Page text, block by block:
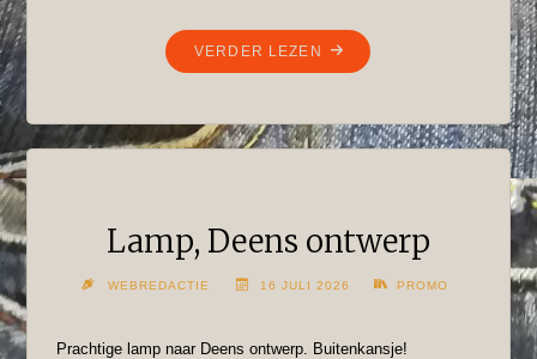
VERDER LEZEN
"ALLE
LAMPEN
KORTING!"
Lamp, Deens ontwerp
WEBREDACTIE 16 JULI 2026 PROMO
Prachtige lamp naar Deens ontwerp. Buitenkansje!